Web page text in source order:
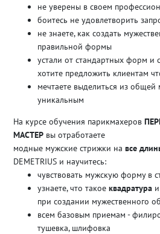
не уверены в своем
боитесь не удовлетворить
не знаете, как создать
правильной формы
устали от стандартных форм и
хотите предложить клиентам
мечтаете выделиться из общей
уникальным
На курсе обучения парикмахеров
МАСТЕР вы отработаете
модные мужские стрижки на все
DEMETRIUS и научитесь:
чувствовать мужскую форму в
узнаете, что такое квадратура
при создании мужественного
всем базовым приемам -
тушевка, шлифовка